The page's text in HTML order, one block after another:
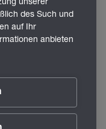
des Such und
auf Ihr
anbieten